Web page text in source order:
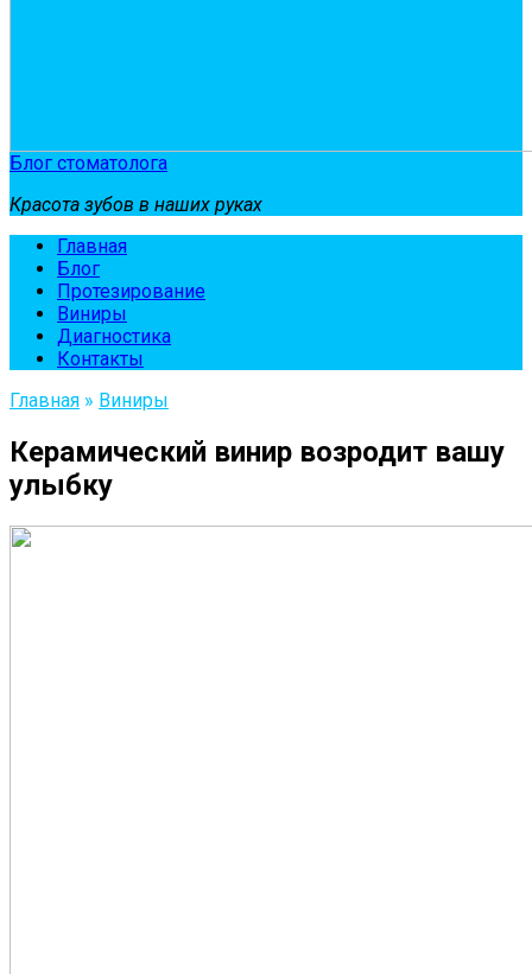
Блог стоматолога
Красота зубов в наших руках
Главная
Блог
Протезирование
Виниры
Диагностика
Контакты
Главная » Виниры
Керамический винир возродит вашу
улыбку